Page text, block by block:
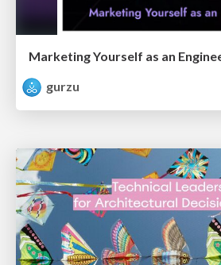
Marketing Yourself as an
gurzu